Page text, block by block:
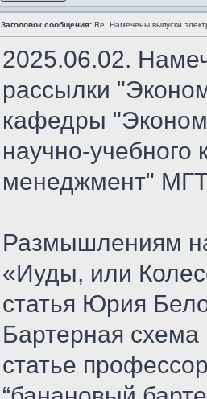
Заголовок сообщения: Re: Намечены выпуски
2025.06.02.
рассылки
кафедры
научно-
менеджмент"
Размышлениям
«Иуды, или
статья Юрия
Бартерная схема
статье